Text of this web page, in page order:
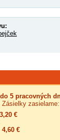
do 5 pracovných
Zásielky zasielame:
3,20 €
4,60 €